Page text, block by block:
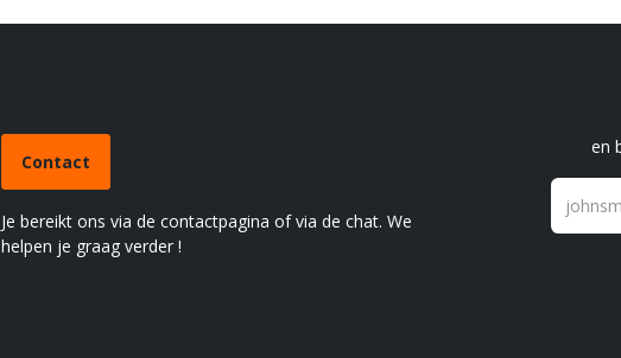
en
Contact
Je bereikt ons via de contactpagina of via de chat. We
helpen je graag verder !